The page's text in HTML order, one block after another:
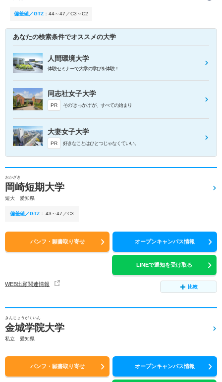
偏差値／GTZ ： 44～47／C3～C2
あなたの検索条件でオススメの大学
人間環境大学
体験セミナーで大学の学びを体験！
同志社女子大学
PR その”きっかけ“が、すべての始まり
大妻女子大学
PR 好きなことはひとつじゃなくていい。
おかざき
岡崎短期大学
短大 愛知県
偏差値／GTZ ： 43～47／C3
パンフ・願書取り寄せ オープンキャンパス情報
LINEで通知を受け取る
WEB出願関連情報 比較
きんじょうがくいん
金城学院大学
私立 愛知県
パンフ・願書取り寄せ オープンキャンパス情報